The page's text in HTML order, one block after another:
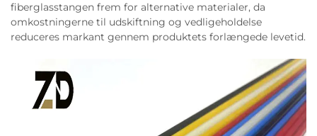
fiberglasstangen frem for alternative materialer, da
omkostningerne til udskiftning og vedligeholdelse
reduceres markant gennem produktets forlængede levetid.